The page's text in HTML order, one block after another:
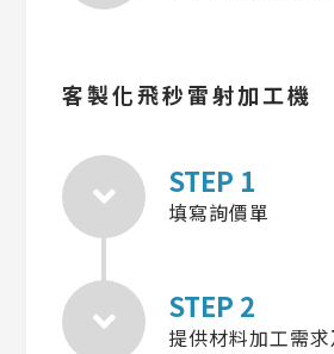
客製化飛秒雷射加工機
STEP 1
填寫詢價單
STEP 2
提供材料加工需